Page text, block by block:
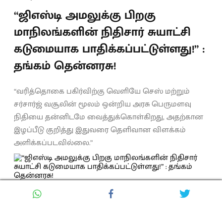
“ஜிஎஸ்டி அமலுக்கு பிறகு
மாநிலங்களின் நிதிசார் சுயாட்சி
கடுமையாக பாதிக்கப்பட்டுள்ளது!” :
தங்கம் தென்னரசு!
“வரித்தொகை பகிர்விற்கு வெளியே செஸ் மற்றும்
சர்சார்ஜ் வசூலின் மூலம் ஒன்றிய அரசு பெருமளவு
நிதியை தன்னிடமே வைத்துக்கொள்கிறது, அதற்கான
இழப்பீடு குறித்து இதுவரை தெளிவான விளக்கம்
அளிக்கப்படவில்லை.”